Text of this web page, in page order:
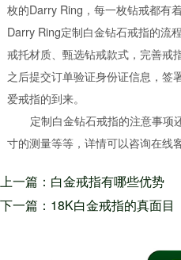
枚的Darry Ring，每一枚钻戒都有
Darry Ring定制白金钻石戒指的流
戒托材质、甄选钻戒款式，完善戒
之后提交订单验证身份证信息，签
爱戒指的到来。
定制白金钻石戒指的注意事项
寸的测量等等，详情可以咨询在线
上一篇：白金戒指有哪些优势
白金钻石戒指性质稳定不易褪色
下一篇：18K白金戒指的真面目